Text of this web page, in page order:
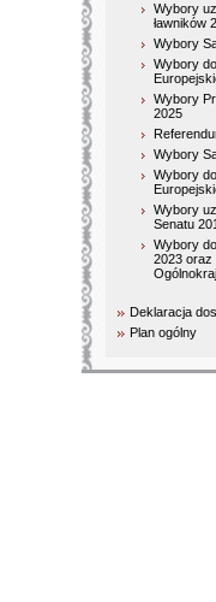
Wybory
ławników
Wybory
Wybory
Wybory
2025
Wybory
Wybory
Wybory
Senatu
Wybory
2023 oraz
Deklaracja
Plan ogólny